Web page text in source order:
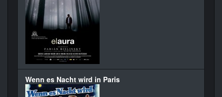
Wenn es Nacht wird in Paris